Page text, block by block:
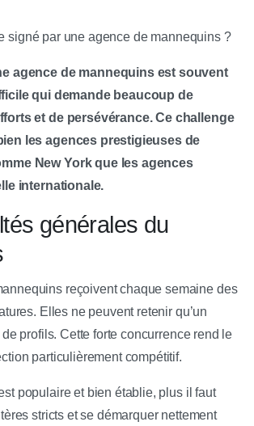
signé par une agence de mannequins ?
agence de mannequins est souvent
qui demande beaucoup de
et de persévérance. Ce challenge
les agences prestigieuses de
New York que les agences
internationale.
générales du
reçoivent chaque semaine des
Elles ne peuvent retenir qu’un
profils. Cette forte concurrence rend le
particulièrement compétitif.
populaire et bien établie, plus il faut
stricts et se démarquer nettement